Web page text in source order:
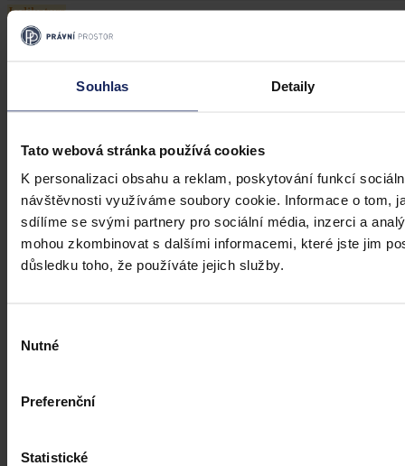
Souhlas Detaily
Tato webová stránka používá cookies
K personalizaci obsahu a reklam, poskytování funkcí
návštěvnosti využíváme soubory cookie. Informace o tom,
sdílíme se svými partnery pro sociální média, inzerci a
mohou zkombinovat s dalšími informacemi, které jste jim
důsledku toho, že používáte jejich služby.
souhlasu
Nutné
Preferenční
Statistické
Judikatura
Referendum požadující maximální možné
Požadavek maximálního možného úsilí se týká všech oblastí, ve
Mgr. Martin Eliášek • 24. října 2022, 05:18